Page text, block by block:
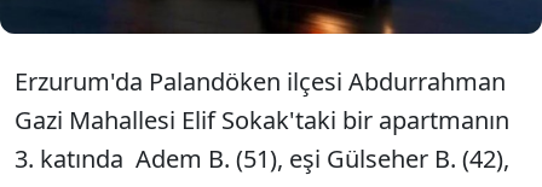
Erzurum'da Palandöken ilçesi Abdurrahman
Gazi Mahallesi Elif Sokak'taki bir apartmanın
3. katında Adem B. (51), eşi Gülseher B. (42),